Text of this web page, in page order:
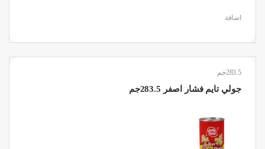
اضافة
283.5جم
جولي تايم فشار اصفر 283.5جم